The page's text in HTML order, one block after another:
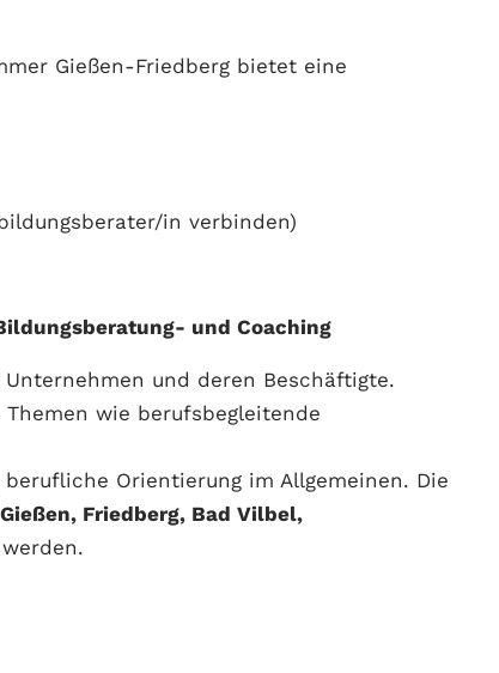
Gießen-Friedberg bietet eine
in verbinden)
und Coaching
und deren Beschäftigte.
wie berufsbegleitende
Orientierung im Allgemeinen. Die
Gießen, Friedberg, Bad Vilbel,